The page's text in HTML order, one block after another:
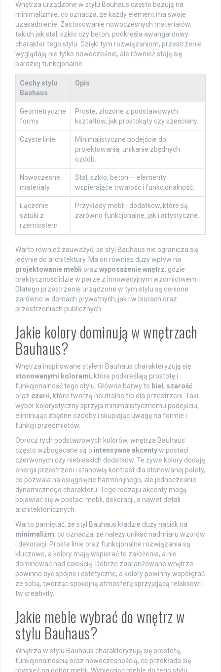
Wnętrza urządzone w stylu Bauhaus często bazują na
minimalizmie, co oznacza, że każdy element ma swoje
uzasadnienie. Zastosowanie nowoczesnych materiałów,
takich jak stal, szkło czy beton, podkreśla awangardowy
charakter tego stylu. Dzięki tym rozwiązaniom, przestrzenie
wyglądają nie tylko nowocześnie, ale również stają się
bardziej funkcjonalne.
Cechy stylu
Bauhaus
Opis
Geometryczne
formy
Proste, złożone z podstawowych
kształtów, jak prostokąty czy sześciany.
Czyste linie
Minimalistyczne podejście do
projektowania, unikanie zbędnych
ozdób.
Nowoczesne
materiały
Stal, szkło, beton — elementy
wspierające trwałość i funkcjonalność.
Łączenie
sztuki z
rzemiosłem
Przykłady mebli i dodatków, które są
zarówno funkcjonalne, jak i artystyczne.
Warto również zauważyć, że styl Bauhaus nie ogranicza się
jedynie do architektury. Ma on również duży wpływ na
projektowanie mebli oraz wyposażenie wnętrz, gdzie
praktyczność idzie w parze z innowacyjnym wzornictwem.
Dlatego przestrzenie urządzone w tym stylu są cenione
zarówno w domach prywatnych, jak i w biurach oraz
przestrzeniach publicznych.
Jakie kolory dominują w wnętrzach
Bauhaus?
Wnętrza inspirowane stylem Bauhaus charakteryzują się
stonowanymi kolorami, które podkreślają prostotę i
funkcjonalność tego stylu. Główne barwy to biel , szarość
oraz czerń, które tworzą neutralne tło dla przestrzeni. Taki
wybór kolorystyczny sprzyja minimalistycznemu podejściu,
eliminując zbędne ozdoby i skupiając uwagę na formie i
funkcji przedmiotów.
Oprócz tych podstawowych kolorów, wnętrza Bauhaus
często wzbogacane są o intensywne akcentyw postaci
czerwonych czy niebieskich dodatków. Te żywe kolory dodają
energii przestrzeni i stanowią kontrast dla stonowanej palety,
co pozwala na osiągnięcie harmonijnego, ale jednocześnie
dynamicznego charakteru. Tego rodzaju akcenty mogą
pojawiać się w postaci mebli, dekoracji, a nawet detali
architektonicznych.
Warto pamiętać, że styl Bauhaus kładzie duży nacisk na
minimalizm, co oznacza, że należy unikać nadmiaru wzorów
i dekoracji. Proste linie oraz funkcjonalne rozwiązania są
kluczowe, a kolory mają wspierać te założenia, a nie
dominować nad całością. Dobrze zaaranżowane wnętrze
powinno być spójne i estetyczne, a kolory powinny współgrać
ze sobą, tworząc spokojną atmosferę sprzyjającą relaksowi i
tw creativity.
Jakie meble wybrać do wnętrz w
stylu Bauhaus?
Wnętrza w stylu Bauhaus charakteryzują się prostotą,
funkcjonalnością oraz nowoczesnością, co przekłada się